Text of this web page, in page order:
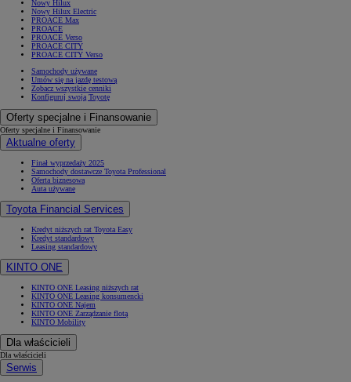
Nowy Hilux
Nowy Hilux Electric
PROACE Max
PROACE
PROACE Verso
PROACE CITY
PROACE CITY Verso
Samochody używane
Umów się na jazdę testową
Zobacz wszystkie cenniki
Konfiguruj swoją Toyotę
Oferty specjalne i Finansowanie
Oferty specjalne i Finansowanie
Aktualne oferty
Finał wyprzedaży 2025
Samochody dostawcze Toyota Professional
Oferta biznesowa
Auta używane
Toyota Financial Services
Kredyt niższych rat Toyota Easy
Kredyt standardowy
Leasing standardowy
KINTO ONE
KINTO ONE Leasing niższych rat
KINTO ONE Leasing konsumencki
KINTO ONE Najem
KINTO ONE Zarządzanie flotą
KINTO Mobility
Dla właścicieli
Dla właścicieli
Serwis